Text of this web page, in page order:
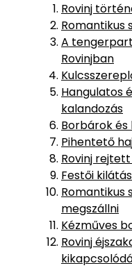
Rovinj
Romantikus
A
Rovinjban
Hangulatos
kalandozás
Borbárok
Pihentető
Rovinj
Festői
Romantikus
megszállni
Kézműves
Rovinj